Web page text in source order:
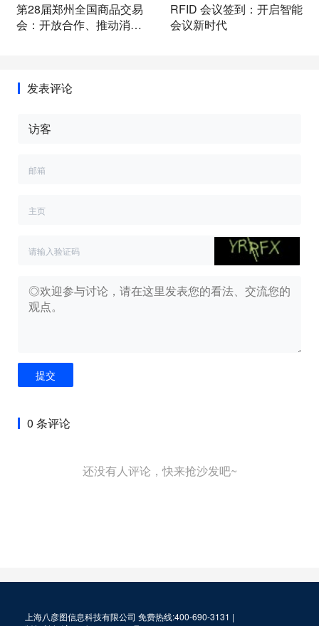
第28届郑州全国商品交易
会：开放合作、推动消费
RFID 会议签到：开启智能
会议新时代
发表评论
提交
0 条评论
还没有人评论，快来抢沙发吧~
上海八彦图信息科技有限公司 免费热线:400-690-3131 |